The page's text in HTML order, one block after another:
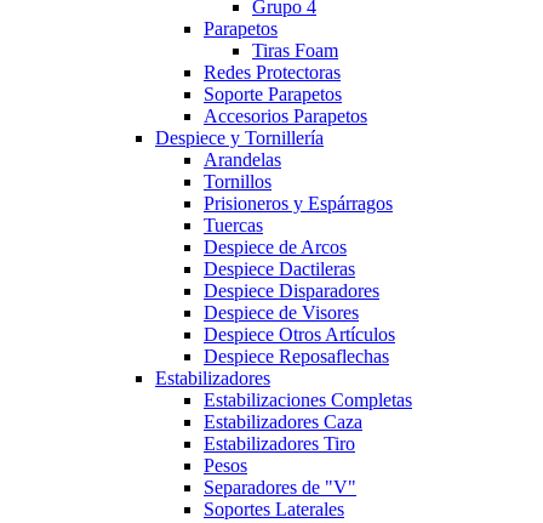
Grupo 4
Parapetos
Tiras Foam
Redes Protectoras
Soporte Parapetos
Accesorios Parapetos
Despiece y Tornillería
Arandelas
Tornillos
Prisioneros y Espárragos
Tuercas
Despiece de Arcos
Despiece Dactileras
Despiece Disparadores
Despiece de Visores
Despiece Otros Artículos
Despiece Reposaflechas
Estabilizadores
Estabilizaciones Completas
Estabilizadores Caza
Estabilizadores Tiro
Pesos
Separadores de "V"
Soportes Laterales